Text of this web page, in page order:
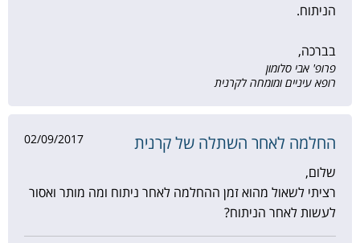
הניתוח.
בברכה,
פרופ' אבי סלומון
רופא עיניים ומומחה לקרנית
החלמה לאחר השתלה של קרנית 02/09/2017
שלום,
רציתי לשאול מהוא זמן ההחלמה לאחר ניתוח ומה מותר ואסור
לעשות לאחר הניתוח?